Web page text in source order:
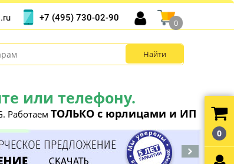
или телефону.
Работаем ТОЛЬКО с юрлицами и ИП
+7 (495) 730-02-90
0
0